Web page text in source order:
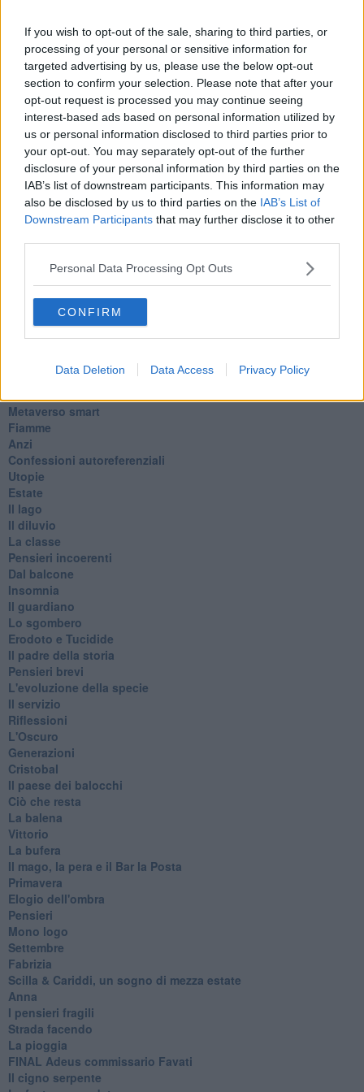
If you wish to opt-out of the sale, sharing to third parties, or
processing of your personal or sensitive information for
targeted advertising by us, please use the below opt-out
section to confirm your selection. Please note that after your
opt-out request is processed you may continue seeing
interest-based ads based on personal information utilized by
us or personal information disclosed to third parties prior to
your opt-out. You may separately opt-out of the further
disclosure of your personal information by third parties on the
IAB’s list of downstream participants. This information may
also be disclosed by us to third parties on the IAB’s List of
Downstream Participants that may further disclose it to other
Personal Data Processing Opt Outs
CONFIRM
Data Deletion Data Access Privacy Policy
Fly me to the moon
Hop!
O sonho de um prisioneiro
Memòrias
Sto qui
Scrivi
Bestiario
Pillole
Veglia
​“D” come delitto
Belle lettere
Todo el bien, todo el mal
Silenzio
​L’Australiana
Le stelle del jazz
Vita & morte
Metaverso smart
Fiamme
Anzi
Confessioni autoreferenziali
Utopie
Estate
Il lago
Il diluvio
La classe
Pensieri incoerenti
Dal balcone
Insomnia
Il guardiano
Lo sgombero
Erodoto e Tucidide
Il padre della storia
Pensieri brevi
L'evoluzione della specie
Il servizio
Riflessioni
L'Oscuro
Generazioni
Cristobal
Il paese dei balocchi
Ciò che resta
La balena
Vittorio
La bufera
Il mago, la pera e il Bar la Posta
Primavera
Elogio dell'ombra
Pensieri
Mono logo
Settembre
Fabrizia
​Scilla & Cariddi, un sogno di mezza estate
Anna
I pensieri fragili
Strada facendo
La pioggia
FINAL Adeus commissario Favati
Il cigno serpente